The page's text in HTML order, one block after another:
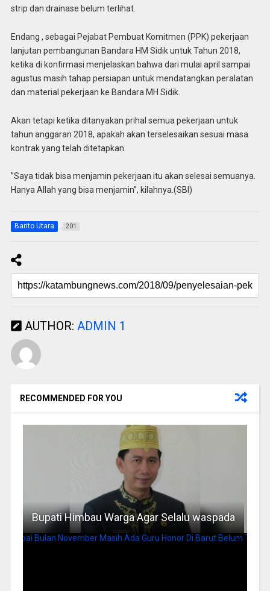
strip dan drainase belum terlihat.
Endang , sebagai Pejabat Pembuat Komitmen (PPK) pekerjaan
lanjutan pembangunan Bandara HM Sidik untuk Tahun 2018,
ketika di konfirmasi menjelaskan bahwa dari mulai april sampai
agustus masih tahap persiapan untuk mendatangkan peralatan
dan material pekerjaan ke Bandara MH Sidik.
Akan tetapi ketika ditanyakan prihal semua pekerjaan untuk
tahun anggaran 2018, apakah akan terselesaikan sesuai masa
kontrak yang telah ditetapkan.
”Saya tidak bisa menjamin pekerjaan itu akan selesai semuanya.
Hanya Allah yang bisa menjamin”, kilahnya.(SBI)
Barito Utara 201
AUTHOR: ADMIN 1
RECOMMENDED FOR YOU
Bupati Himbau Warga Agar Selalu waspada